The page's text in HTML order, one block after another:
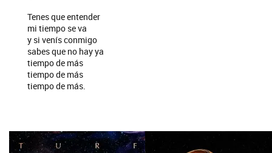
Tenes que entender
mi tiempo se va
y si venís conmigo
sabes que no hay ya
tiempo de más
tiempo de más
tiempo de más.